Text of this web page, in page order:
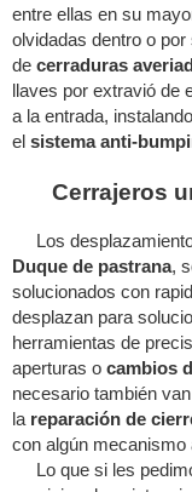
entre ellas en su
olvidadas dentro o
de cerraduras
llaves por extravió de
a la entrada,
el sistema anti-
Cerrajeros
Los
Duque de pastrana,
solucionados con
desplazan para
herramientas de
aperturas o cambios
necesario también
la reparación de
con algún mecanismo
Lo que si les